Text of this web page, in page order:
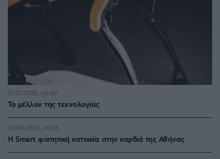
Το μέλλον της τεχνολογίας
27.07.2026, 06:00
Η Smart φοιτητική κατοικία στην καρδιά της Αθήνας
03.08.2026, 10:56